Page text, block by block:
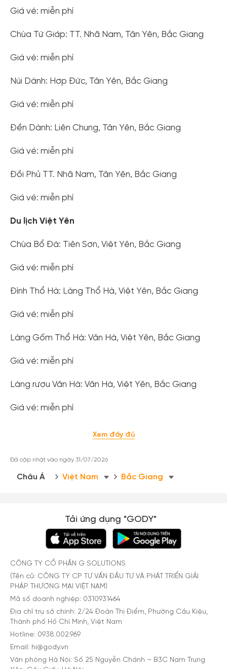
Giá vé: miễn phí
Chùa Tứ Giáp: TT. Nhã Nam, Tân Yên, Bắc Giang
Giá vé: miễn phí
Núi Dành: Hợp Đức, Tân Yên, Bắc Giang
Giá vé: miễn phí
Đền Dành: Liên Chung, Tân Yên, Bắc Giang
Giá vé: miễn phí
Đồi Phủ TT. Nhã Nam, Tân Yên, Bắc Giang
Giá vé: miễn phí
Du lịch Việt Yên
Chùa Bổ Đà: Tiên Sơn, Việt Yên, Bắc Giang
Giá vé: miễn phí
Đình Thổ Hà: Làng Thổ Hà, Việt Yên, Bắc Giang
Giá vé: miễn phí
Làng Gốm Thổ Hà: Vân Hà, Việt Yên, Bắc Giang
Giá vé: miễn phí
Làng rượu Vân Hà: Vân Hà, Việt Yên, Bắc Giang
Giá vé: miễn phí
Xem đầy đủ
Đã cập nhật vào ngày 31/07/2026
Châu Á Việt Nam Bắc Giang
Tải ứng dụng "GODY"
CÔNG TY CỔ PHẦN G SOLUTIONS
(Tên cũ: CÔNG TY CP TƯ VẤN ĐẦU TƯ VÀ PHÁT TRIỂN GIẢI
PHÁP THƯƠNG MẠI VIỆT NAM)
Mã số doanh nghiệp: 0310931464
Địa chỉ trụ sở chính: 2/24 Đoàn Thị Điểm, Phường Cầu Kiệu,
Thành phố Hồ Chí Minh, Việt Nam
Hotline: 0938.002.969
Email: hi@gody.vn
Văn phòng Hà Nội: Số 25 Nguyễn Chánh – B3C Nam Trung